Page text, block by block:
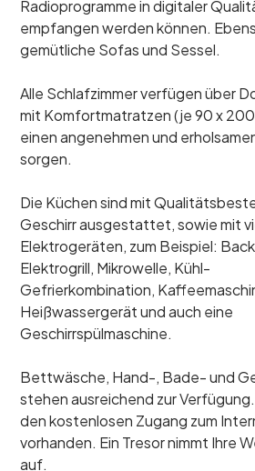
Radioprogramme in digitaler
empfangen werden können.
gemütliche Sofas und Sessel.
Alle Schlafzimmer verfügen über
mit Komfortmatratzen (je 90 x
einen angenehmen und
sorgen.
Die Küchen sind mit
Geschirr ausgestattet, sowie mit
Elektrogeräten, zum Beispiel:
Elektrogrill, Mikrowelle, Kühl-
Gefrierkombination,
Heißwassergerät und auch eine
Geschirrspülmaschine.
Bettwäsche, Hand-, Bade- und
stehen ausreichend zur
den kostenlosen Zugang zum
vorhanden. Ein Tresor nimmt Ihre
auf.